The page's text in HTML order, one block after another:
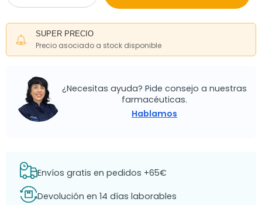
SUPER PRECIO
Precio asociado a stock disponible
¿Necesitas ayuda? Pide consejo a nuestras
farmacéuticas.
Hablamos
Envíos gratis en pedidos +65€
Devolución en 14 días laborables